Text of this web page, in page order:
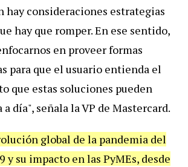
hay consideraciones estrategias
hay que romper. En ese sentido,
en proveer formas
para que el usuario entienda el
que estas soluciones pueden
día", señala la VP de Mastercard.
global de la pandemia del
y su impacto en las PyMEs, desde